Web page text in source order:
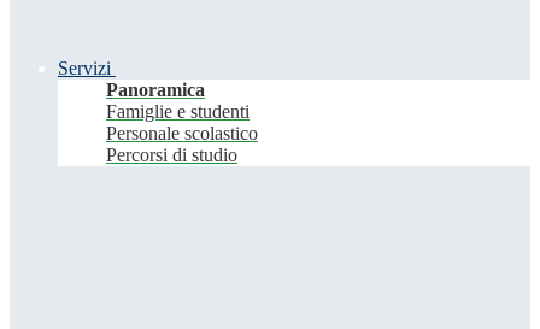
Servizi
Panoramica
Famiglie e studenti
Personale scolastico
Percorsi di studio